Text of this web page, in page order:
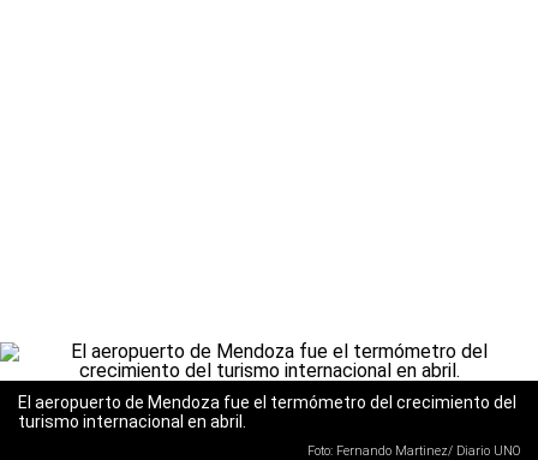
El aeropuerto de Mendoza fue el termómetro del crecimiento del
turismo internacional en abril.
Foto: Fernando Martinez/ Diario UNO